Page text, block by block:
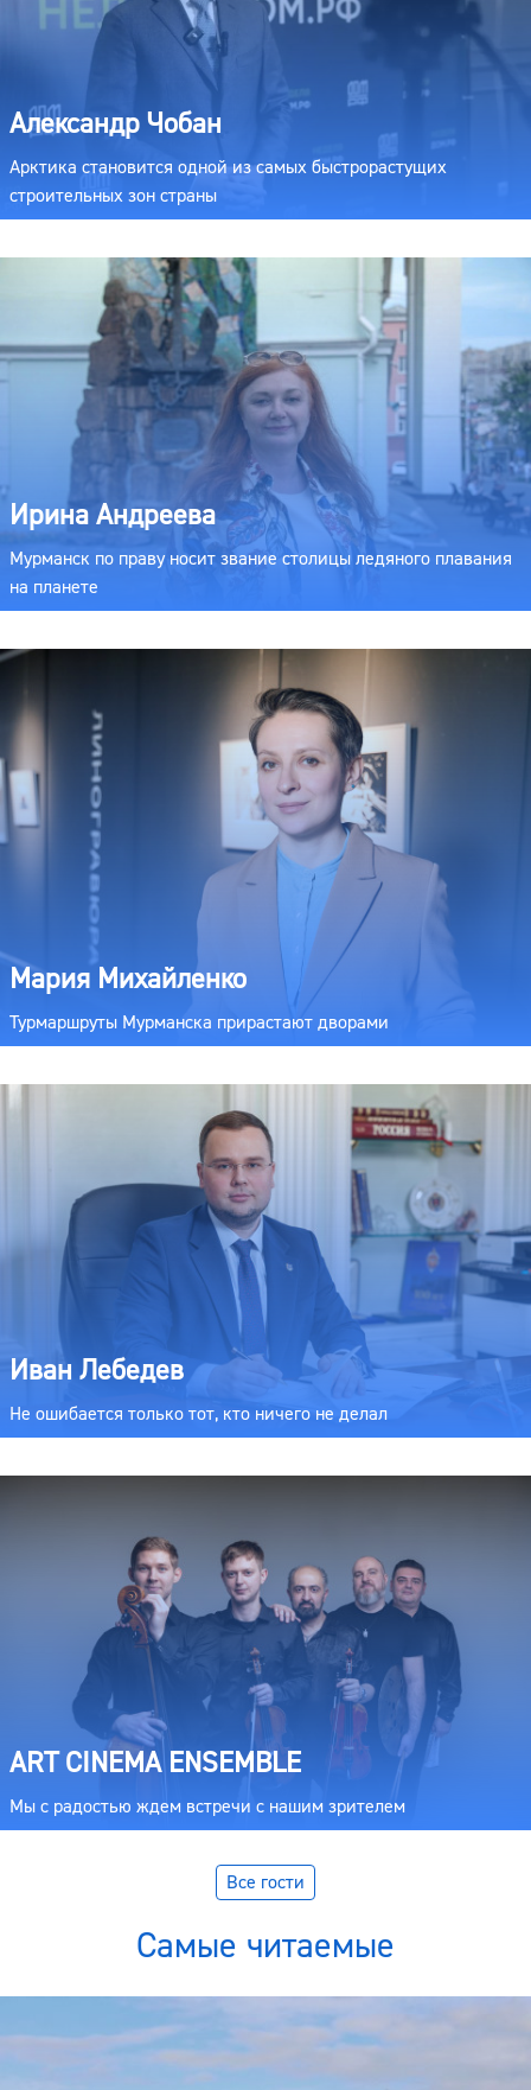
Александр Чобан
Арктика становится одной из самых быстрорастущих
строительных зон страны
Ирина Андреева
Мурманск по праву носит звание столицы ледяного плавания
на планете
Мария Михайленко
Турмаршруты Мурманска прирастают дворами
Иван Лебедев
Не ошибается только тот, кто ничего не делал
ART CINEMA ENSEMBLE
Мы с радостью ждем встречи с нашим зрителем
Все гости
Самые читаемые